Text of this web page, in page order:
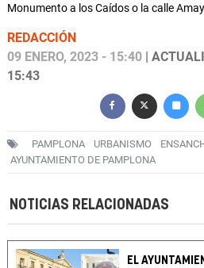
Monumento a los Caídos o la calle
REDACCIÓN
09 ENERO, 2023 - 15:40 |
15:43
PAMPLONA URBANISMO
AYUNTAMIENTO DE PAMPLONA
NOTICIAS RELACIONADAS
EL